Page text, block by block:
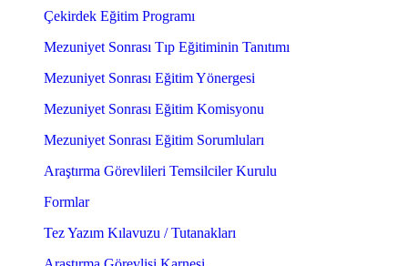
Çekirdek Eğitim Programı
Mezuniyet Sonrası Tıp Eğitiminin Tanıtımı
Mezuniyet Sonrası Eğitim Yönergesi
Mezuniyet Sonrası Eğitim Komisyonu
Mezuniyet Sonrası Eğitim Sorumluları
Araştırma Görevlileri Temsilciler Kurulu
Formlar
Tez Yazım Kılavuzu / Tutanakları